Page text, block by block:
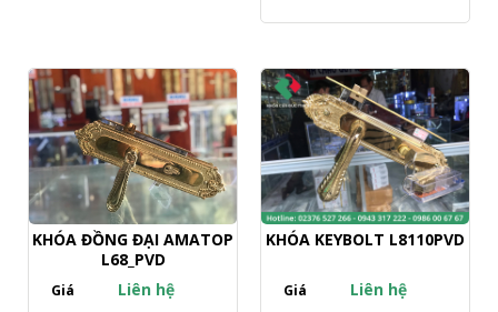
KHÓA ĐỒNG ĐẠI AMATOP
L68_PVD
Giá Liên hệ
KHÓA KEYBOLT L8110PVD
Giá Liên hệ